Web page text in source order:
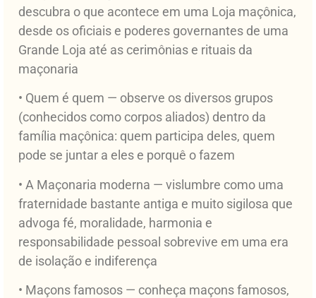
descubra o que acontece em uma Loja maçônica,
desde os oficiais e poderes governantes de uma
Grande Loja até as cerimônias e rituais da
maçonaria
• Quem é quem — observe os diversos grupos
(conhecidos como corpos aliados) dentro da
família maçônica: quem participa deles, quem
pode se juntar a eles e porquê o fazem
• A Maçonaria moderna — vislumbre como uma
fraternidade bastante antiga e muito sigilosa que
advoga fé, moralidade, harmonia e
responsabilidade pessoal sobrevive em uma era
de isolação e indiferença
• Maçons famosos — conheça maçons famosos,